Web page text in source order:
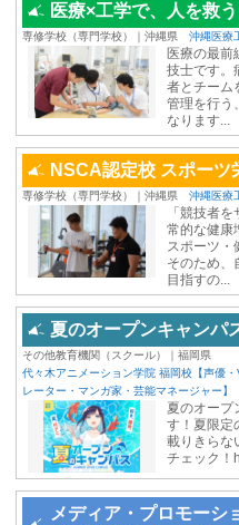
医療×工学で、人を救
専修学校（専門学校）｜沖縄県 沖縄医療
医療の最前
技士です。
者とチーム
管理を行う
なります...
NSCA認定校 スポーツ
専修学校（専門学校）｜沖縄県 沖縄医療
「競技者
常的な健康
スポーツ・
そのため、
目指すの...
夏のオープンキャンパ
その他教育機関（スクール）｜福岡県
代々木アニメーション学院 福岡校【声優
レーター・マンガ家・芸能マネージャー】
夏のオープ
す！夏限定
載りきらな
チェック！
メディア・プロモーシ